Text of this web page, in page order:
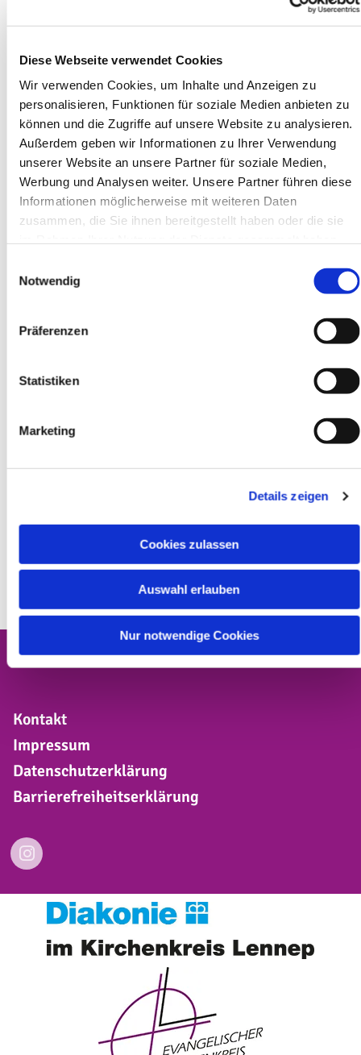
Diese Webseite verwendet Cookies
Wir verwenden Cookies, um Inhalte und Anzeigen zu
personalisieren, Funktionen für soziale Medien anbieten zu
können und die Zugriffe auf unsere Website zu analysieren.
Außerdem geben wir Informationen zu Ihrer Verwendung
unserer Website an unsere Partner für soziale Medien,
Werbung und Analysen weiter. Unsere Partner führen diese
Informationen möglicherweise mit weiteren Daten
zusammen, die Sie ihnen bereitgestellt haben oder die sie
Notwendig
Präferenzen
Statistiken
Marketing
Details zeigen
Cookies zulassen
Auswahl erlauben
Nur notwendige Cookies
über spezielle Ernährungsformen bis hin zu
Hygienebestimmungen.
2. Psychische Störungen im Kontext von Kindern und
Jugendlichen
Vertiefen Sie unter Leitung eines Experten Ihr Wissen
rund um das Thema möglixh psychische Störungen bei
Jugendlichen. Erfahren Sie, wie Sie mit Angststörungen,
Depressionen, Essstörungen und anderen
Herausforderungen umgehen können, um die
Diese Schulung vermittelt Ihnen die nötigen
Seminar durch einen Erste-Hilfe-Kurs, der für die
über die QR-Codes zu den
Wir freuen uns auf Ihre Teilnahme!
Kontakt
Impressum
Datenschutzerklärung
Barrierefreiheitserklärung